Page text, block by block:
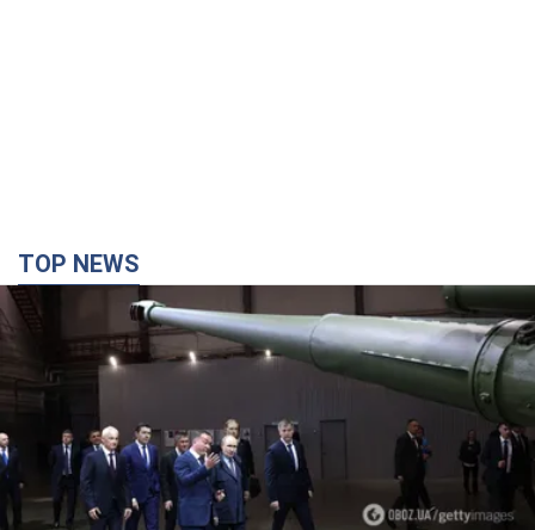
TOP NEWS